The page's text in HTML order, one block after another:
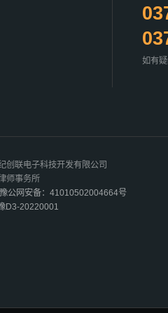
如有
创联电子科技开发有限公司
师事务所
公网安备：41010502004664号
D3-20220001